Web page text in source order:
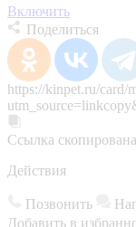
Включить
Поделиться
https://kinpet.ru/card/
Ссылка скопирована
Действия
Позвонить
Добавить в